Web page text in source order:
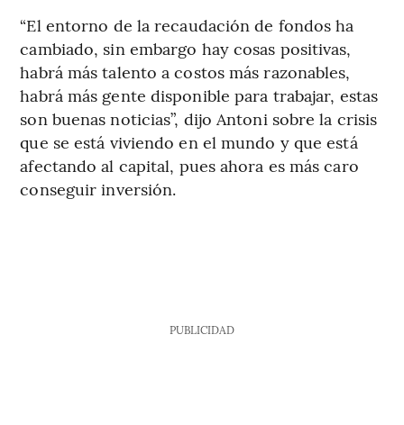
“El entorno de la recaudación de fondos ha
cambiado, sin embargo hay cosas positivas,
habrá más talento a costos más razonables,
habrá más gente disponible para trabajar, estas
son buenas noticias”, dijo Antoni sobre la crisis
que se está viviendo en el mundo y que está
afectando al capital, pues ahora es más caro
conseguir inversión.
PUBLICIDAD